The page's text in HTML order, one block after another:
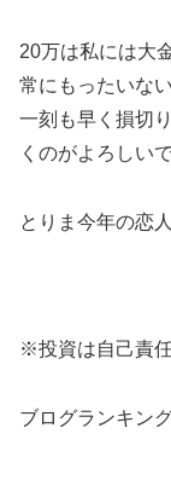
20万は私には大
常にもったいない
一刻も早く損切
くのがよろしい
とりま今年の恋
※投資は自己責
ブログランキン